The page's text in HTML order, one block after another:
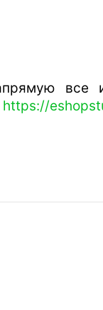
все
https://